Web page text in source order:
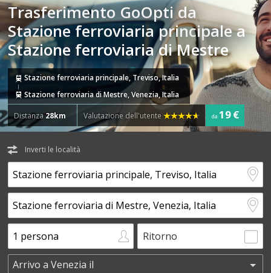
Trasferimento GoOpti da
Stazione ferroviaria principale a
Stazione ferroviaria di Mestre
Stazione ferroviaria principale, Treviso, Italia
Stazione ferroviaria di Mestre, Venezia, Italia
Distanza28km Valutazione dell'utente da 19 €
Inverti le località
Ritorno